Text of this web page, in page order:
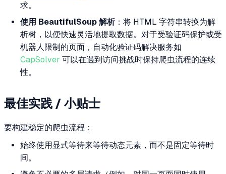
求。
使用 BeautifulSoup 解析：将 HTML 字符串转换为解
析树，以便快速灵活地提取数据。对于受验证码保护或受
机器人限制的页面，自动化验证码解决服务如
CapSolver 可以在遇到访问挑战时保持爬虫流程的连续
性。
最佳实践 / 小贴士
要构建稳定的爬虫流程：
始终使用显式等待来等待动态元素，而不是固定等待时
间。